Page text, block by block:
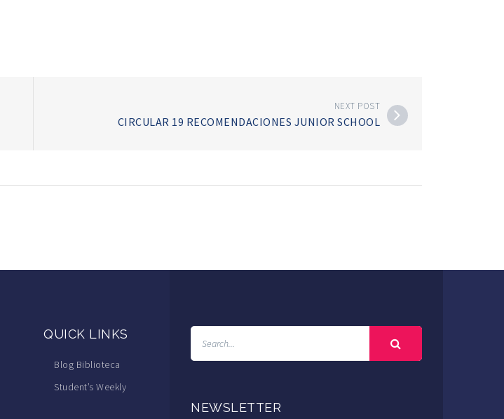
NEXT POST
CIRCULAR 19 RECOMENDACIONES JUNIOR SCHOOL
QUICK LINKS
Blog Biblioteca
Student’s Weekly
NEWSLETTER